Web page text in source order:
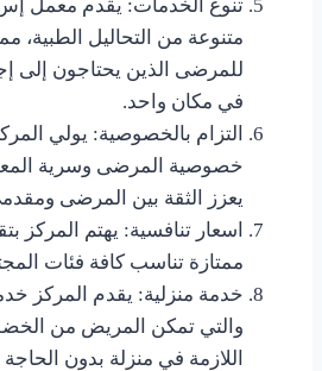
تنوع الخدمات: يقدم معمل
متنوعة من التحاليل الطبية،
للمرضى الذين يحتاجون إلى
في مكان واحد.
التزام بالخصوصية: يولي
خصوصية المرضى وسرية
يعزز الثقة بين المرضى
اسعار تنافسية: يهتم المركز
ممتازة تناسب كافة فئات
خدمة منزلية: يقدم المركز
والتي تمكن المريض من
اللازمة في منزلة بدون